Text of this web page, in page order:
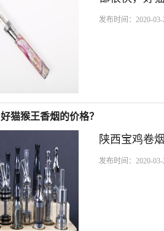
发布时间：2020-
好猫猴王香烟的价格？
陕西宝鸡卷
发布时间：2020-